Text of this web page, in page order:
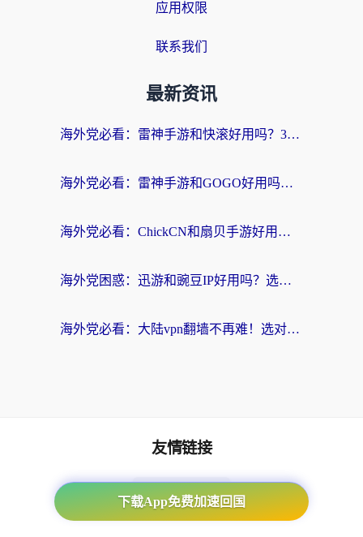
应用权限
联系我们
最新资讯
海外党必看：雷神手游和快滚好用吗？3步选对回国加速器无缝刷国内资源
海外党必看：雷神手游和GOGO好用吗？3步选对回国加速器，无缝刷剧玩原神
海外党必看：ChickCN和扇贝手游好用吗？3步选对回国加速器无缝刷国内资源
海外党困惑：迅游和豌豆IP好用吗？选对回国加速器，刷剧游戏再也不卡
海外党必看：大陆vpn翻墙不再难！选对加速器，无缝刷国内资源
下载App免费加速回国
友情链接
海外回国加速器